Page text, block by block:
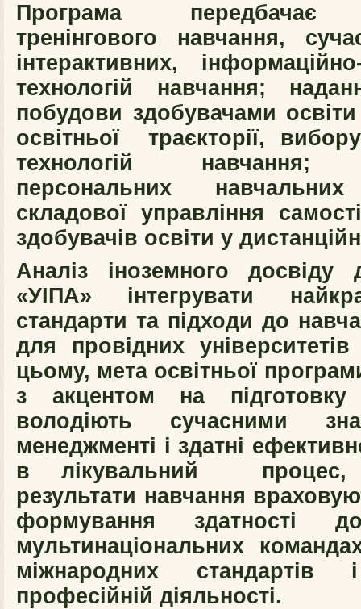
Програма передбачає
тренінгового навчання,
інтерактивних,
технологій навчання;
побудови здобувачами освіти
освітньої траєкторії,
технологій навчання;
персональних
складової управління
здобувачів освіти у
Аналіз іноземного
«УІПА» інтегрувати
стандарти та підходи до
для провідних
цьому, мета освітньої
з акцентом на підготовку
володіють сучасними
менеджменті і здатні
в лікувальний процес,
результати навчання
формування здатності
мультинаціональних
міжнародних
професійній діяльності.